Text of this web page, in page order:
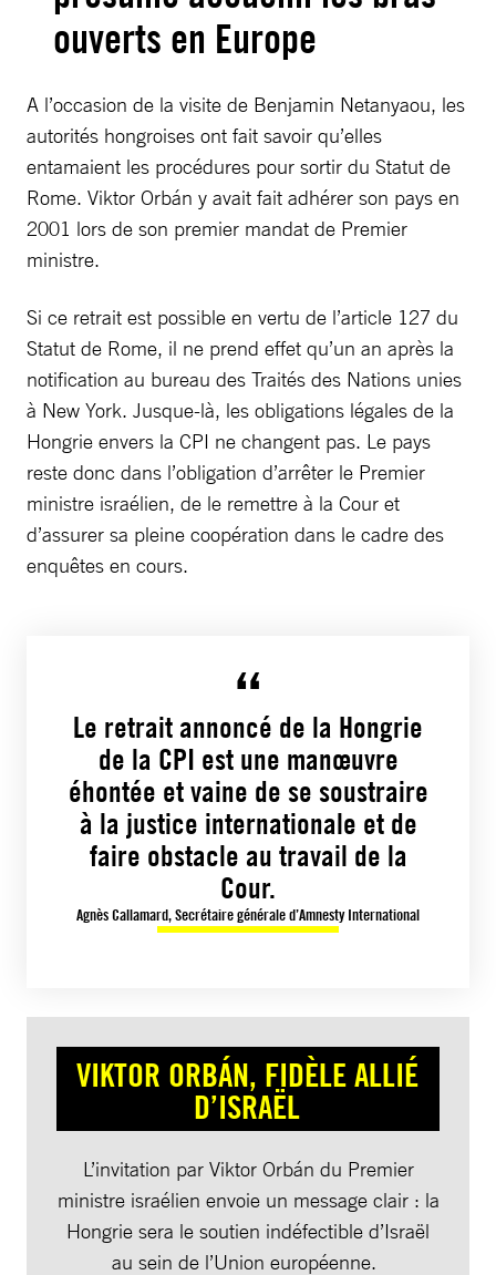
ouverts en Europe
A l’occasion de la visite de Benjamin Netanyaou, les
autorités hongroises ont fait savoir qu’elles
entamaient les procédures pour sortir du Statut de
Rome. Viktor Orbán y avait fait adhérer son pays en
2001 lors de son premier mandat de Premier
ministre.
Si ce retrait est possible en vertu de l’article 127 du
Statut de Rome, il ne prend effet qu’un an après la
notification au bureau des Traités des Nations unies
à New York. Jusque-là, les obligations légales de la
Hongrie envers la CPI ne changent pas. Le pays
reste donc dans l’obligation d’arrêter le Premier
ministre israélien, de le remettre à la Cour et
d’assurer sa pleine coopération dans le cadre des
enquêtes en cours.
Le retrait annoncé de la Hongrie
de la CPI est une manœuvre
éhontée et vaine de se soustraire
à la justice internationale et de
faire obstacle au travail de la
Cour.
Agnès Callamard, Secrétaire générale d’Amnesty International
VIKTOR ORBÁN, FIDÈLE ALLIÉ
D’ISRAËL
L’invitation par Viktor Orbán du Premier
ministre israélien envoie un message clair : la
Hongrie sera le soutien indéfectible d’Israël
au sein de l’Union européenne.